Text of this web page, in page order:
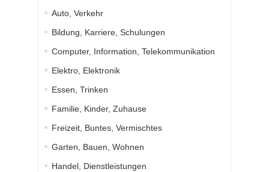
Auto, Verkehr
Bildung, Karriere, Schulungen
Computer, Information, Telekommunikation
Elektro, Elektronik
Essen, Trinken
Familie, Kinder, Zuhause
Freizeit, Buntes, Vermischtes
Garten, Bauen, Wohnen
Handel, Dienstleistungen